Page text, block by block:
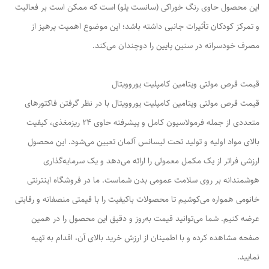
این محصول حاوی رنگ خوراکی (سانست یلو) است که ممکن است بر فعالیت
و تمرکز کودکان تأثیرات جانبی داشته باشد؛ این موضوع اهمیت پرهیز از
مصرف خودسرانه در سنین پایین را دوچندان می‌کند.
قیمت قرص مولتی ویتامین کامپلیت یوروویتال
قیمت قرص مولتی ویتامین کامپلیت یوروویتال با در نظر گرفتن فاکتورهای
متعددی از جمله فرمولاسیون کامل و پیشرفته حاوی 24 ریزمغذی، کیفیت
بالای مواد اولیه و تولید تحت لیسانس آلمان تعیین می‌شود. این محصول
ارزشی فراتر از یک مکمل معمولی را ارائه می‌دهد و یک سرمایه‌گذاری
هوشمندانه بر روی سلامت عمومی بدن شماست. ما در فروشگاه اینترنتی
خانومی همواره می‌کوشیم تا محصولات باکیفیت را با قیمتی منصفانه و رقابتی
عرضه کنیم. شما می‌توانید قیمت به‌روز و دقیق این محصول را در همین
صفحه مشاهده کرده و با اطمینان از ارزش خرید بالای آن، اقدام به تهیه
نمایید.